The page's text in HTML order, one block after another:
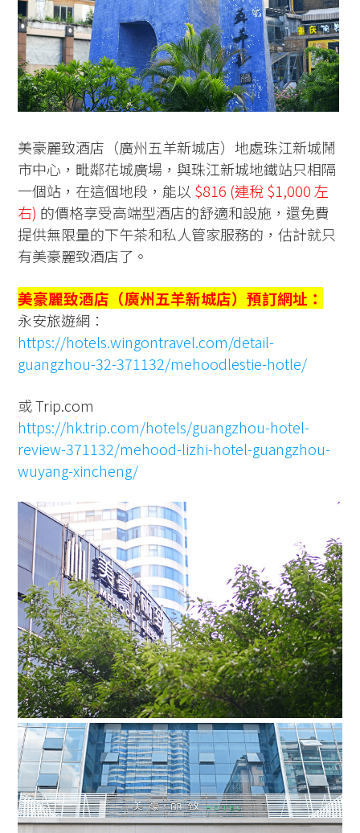
美豪麗致酒店（廣州五羊新城店）地處珠江新城鬧
市中心，毗鄰花城廣場，與珠江新城地鐵站只相隔
一個站，在這個地段，能以 $816 (連稅 $1,000 左
右) 的價格享受高端型酒店的舒適和設施，還免費
提供無限量的下午茶和私人管家服務的，估計就只
有美豪麗致酒店了。
美豪麗致酒店（廣州五羊新城店）預訂網址：
永安旅遊網：
https://hotels.wingontravel.com/detail-
guangzhou-32-371132/mehoodlestie-hotle/
或 Trip.com
https://hk.trip.com/hotels/guangzhou-hotel-
review-371132/mehood-lizhi-hotel-guangzhou-
wuyang-xincheng/